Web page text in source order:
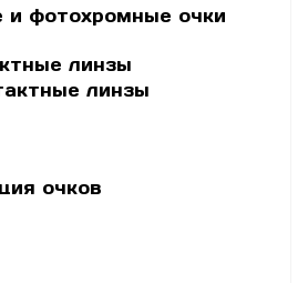
и фотохромные очки
линзы
линзы
очков